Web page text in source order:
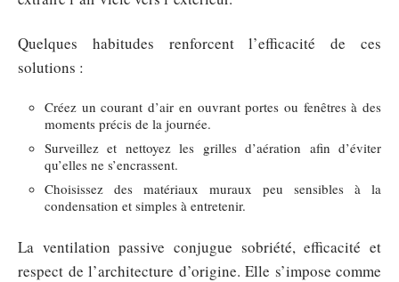
Quelques habitudes renforcent l’efficacité de ces
solutions :
Créez un courant d’air en ouvrant portes ou fenêtres à des
moments précis de la journée.
Surveillez et nettoyez les grilles d’aération afin d’éviter
qu’elles ne s’encrassent.
Choisissez des matériaux muraux peu sensibles à la
condensation et simples à entretenir.
La ventilation passive conjugue sobriété, efficacité et
respect de l’architecture d’origine. Elle s’impose comme